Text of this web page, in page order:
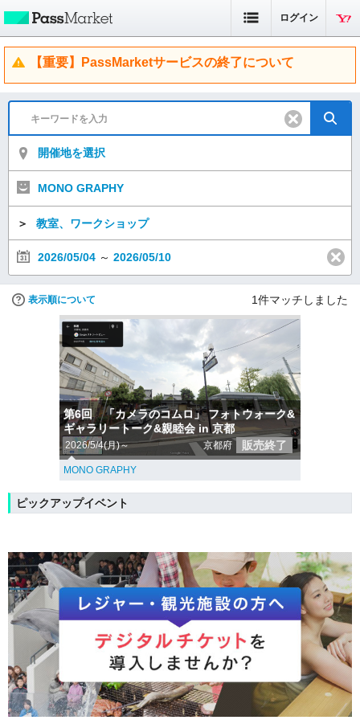
ログイン
【重要】PassMarketサービスの終了について
開催地を選択
MONO GRAPHY
＞ 教室、ワークショップ
2026/05/04 ～ 2026/05/10
表示順について 1件マッチしました
第6回 「カメラのコムロ」 フォトウォーク&
ギャラリートーク&親睦会 in 京都
2026/5/4(月)～ 京都府 販売終了
MONO GRAPHY
ピックアップイベント